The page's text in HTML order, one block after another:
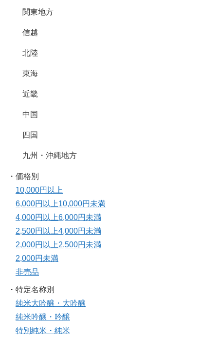
関東地方
信越
北陸
東海
近畿
中国
四国
九州・沖縄地方
・価格別
10,000円以上
6,000円以上10,000円未満
4,000円以上6,000円未満
2,500円以上4,000円未満
2,000円以上2,500円未満
2,000円未満
非売品
・特定名称別
純米大吟醸・大吟醸
純米吟醸・吟醸
特別純米・純米